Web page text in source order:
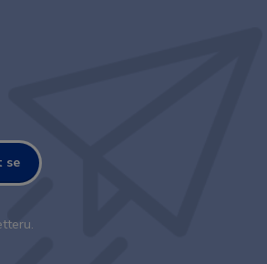
se